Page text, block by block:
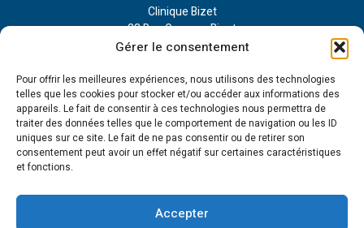
Gérer le consentement
Pour offrir les meilleures expériences, nous utilisons des technologies
telles que les cookies pour stocker et/ou accéder aux informations des
appareils. Le fait de consentir à ces technologies nous permettra de
traiter des données telles que le comportement de navigation ou les ID
uniques sur ce site. Le fait de ne pas consentir ou de retirer son
consentement peut avoir un effet négatif sur certaines caractéristiques
et fonctions.
Accepter
Clinique Bizet
23 Rue Georges Bizet
75116 Paris
Liens externe
Politique de confidentialité
Politique en matière de cookies
Tous droits réservés - 2023 © Institut de la main et l'épaule